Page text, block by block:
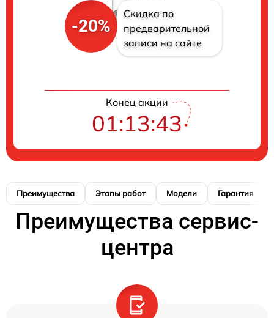
-20%
Скидка по
предварительной
записи на сайте
Конец акции
01:13:42
Преимущества Этапы работ Модели Гарантия
Преимущества сервис-
центра